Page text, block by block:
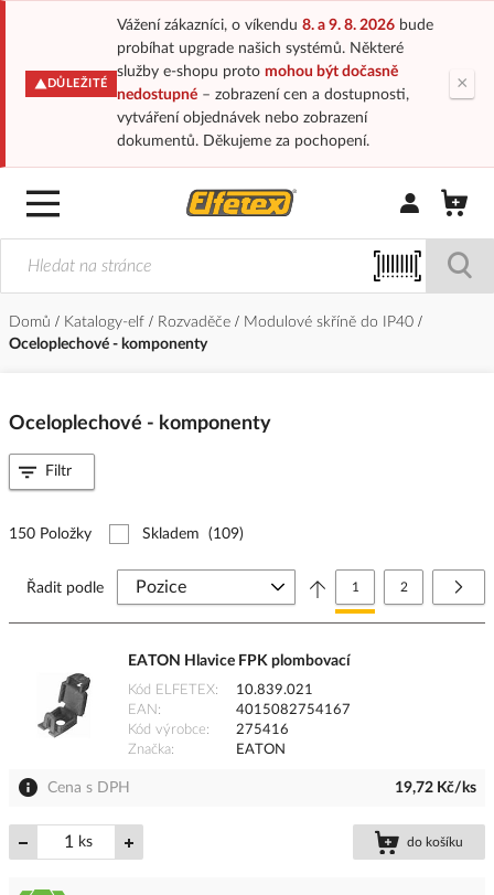
DŮLEŽITÉ
Vážení zákazníci, o víkendu 8. a 9. 8. 2026bude
probíhat upgrade našich systémů. Některé
služby e-shopu proto mohou být dočasně
nedostupné– zobrazení cen a dostupnosti,
vytváření objednávek nebo zobrazení
dokumentů. Děkujeme za pochopení.
×
Přihlásit/
Domů Katalogy-elf Rozvaděče
Modulové skříně do IP40
Oceloplechové - komponenty
Oceloplechové - komponenty
150 Položky Skladem (109)
Stránka
Právě si prohlížíte
1 Stránka
2
Řadit podle
EATON Hlavice FPK plombovací
Kód ELFETEX
10.839.021
EAN
4015082754167
Kód výrobce
275416
Značka
EATON
Cena s DPH 19,72 Kč/ks
ks do košíku
Filtr